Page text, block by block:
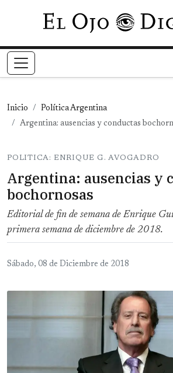
Pasar al
Inicio
Política Argentina
Argentina: ausencias y conductas
POLITICA: ENRIQUE G. AVOGADRO
Argentina: ausencias y
bochornosas
Editorial de fin de semana de Enrique
primera semana de diciembre de 2018.
Sábado, 08 de Diciembre de 2018